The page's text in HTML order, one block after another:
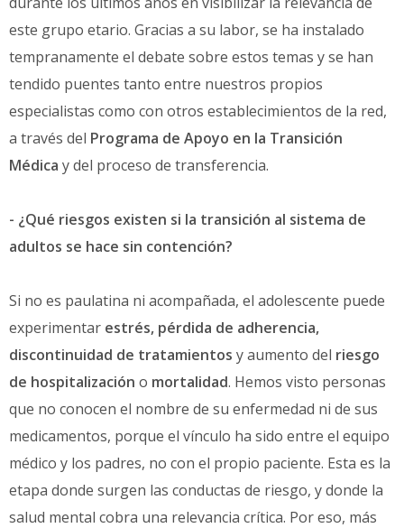
este grupo etario. Gracias a su labor, se ha instalado
tempranamente el debate sobre estos temas y se han
tendido puentes tanto entre nuestros propios
especialistas como con otros establecimientos de la red,
a través del Programa de Apoyo en la Transición
Médica y del proceso de transferencia.
- ¿Qué riesgos existen si la transición al sistema de
adultos se hace sin contención?
Si no es paulatina ni acompañada, el adolescente puede
experimentar estrés, pérdida de adherencia,
discontinuidad de tratamientos y aumento del riesgo
de hospitalización o mortalidad. Hemos visto personas
que no conocen el nombre de su enfermedad ni de sus
medicamentos, porque el vínculo ha sido entre el equipo
médico y los padres, no con el propio paciente. Esta es la
etapa donde surgen las conductas de riesgo, y donde la
salud mental cobra una relevancia crítica. Por eso, más